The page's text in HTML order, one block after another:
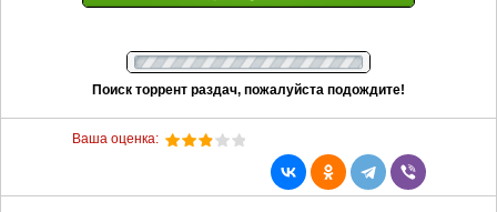
Поиск торрент раздач, пожалуйста подождите!
Ваша оценка: